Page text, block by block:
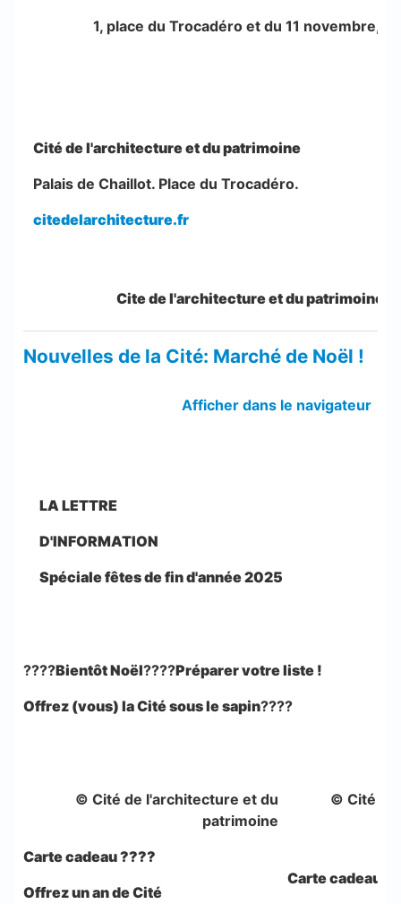
1, place du Trocadéro et du 11 novembre,
Cité de l'architecture et du patrimoine
Palais de Chaillot. Place du Trocadéro.
citedelarchitecture.fr
Cite de l'architecture et du patrimoine
Nouvelles de la Cité: Marché de Noël !
Afficher dans le navigateur
LA LETTRE
D'INFORMATION
Spéciale fêtes de fin d'année 2025
????Bientôt Noël????Préparer votre liste !
Offrez (vous) la Cité sous le sapin????
© Cité de l'architecture et du
patrimoine
Carte cadeau ????
Offrez un an de Cité
© Cité de
Carte cadeau